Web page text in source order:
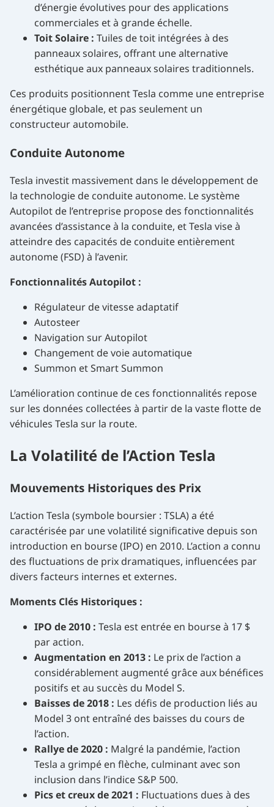
d’énergie évolutives pour des applications
commerciales et à grande échelle.
Toit Solaire : Tuiles de toit intégrées à des
panneaux solaires, offrant une alternative
esthétique aux panneaux solaires traditionnels.
Ces produits positionnent Tesla comme une entreprise
énergétique globale, et pas seulement un
constructeur automobile.
Conduite Autonome
Tesla investit massivement dans le développement de
la technologie de conduite autonome. Le système
Autopilot de l’entreprise propose des fonctionnalités
avancées d’assistance à la conduite, et Tesla vise à
atteindre des capacités de conduite entièrement
autonome (FSD) à l’avenir.
Fonctionnalités Autopilot :
Régulateur de vitesse adaptatif
Autosteer
Navigation sur Autopilot
Changement de voie automatique
Summon et Smart Summon
L’amélioration continue de ces fonctionnalités repose
sur les données collectées à partir de la vaste flotte de
véhicules Tesla sur la route.
La Volatilité de l’Action Tesla
Mouvements Historiques des Prix
L’action Tesla (symbole boursier : TSLA) a été
caractérisée par une volatilité significative depuis son
introduction en bourse (IPO) en 2010. L’action a connu
des fluctuations de prix dramatiques, influencées par
divers facteurs internes et externes.
Moments Clés Historiques :
IPO de 2010 : Tesla est entrée en bourse à 17 $
par action.
Augmentation en 2013 : Le prix de l’action a
considérablement augmenté grâce aux bénéfices
positifs et au succès du Model S.
Baisses de 2018 : Les défis de production liés au
Model 3 ont entraîné des baisses du cours de
l’action.
Rallye de 2020 : Malgré la pandémie, l’action
Tesla a grimpé en flèche, culminant avec son
inclusion dans l’indice S&P 500.
Pics et creux de 2021 : Fluctuations dues à des